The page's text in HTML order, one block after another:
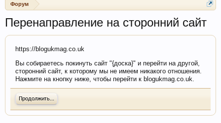
Форум
Перенаправление на сторонний сайт
https://blogukmag.co.uk
Вы собираетесь покинуть сайт "{доска}" и перейти на другой,
сторонний сайт, к которому мы не имеем никакого отношения.
Нажмите на кнопку ниже, чтобы перейти к blogukmag.co.uk.
Продолжить...